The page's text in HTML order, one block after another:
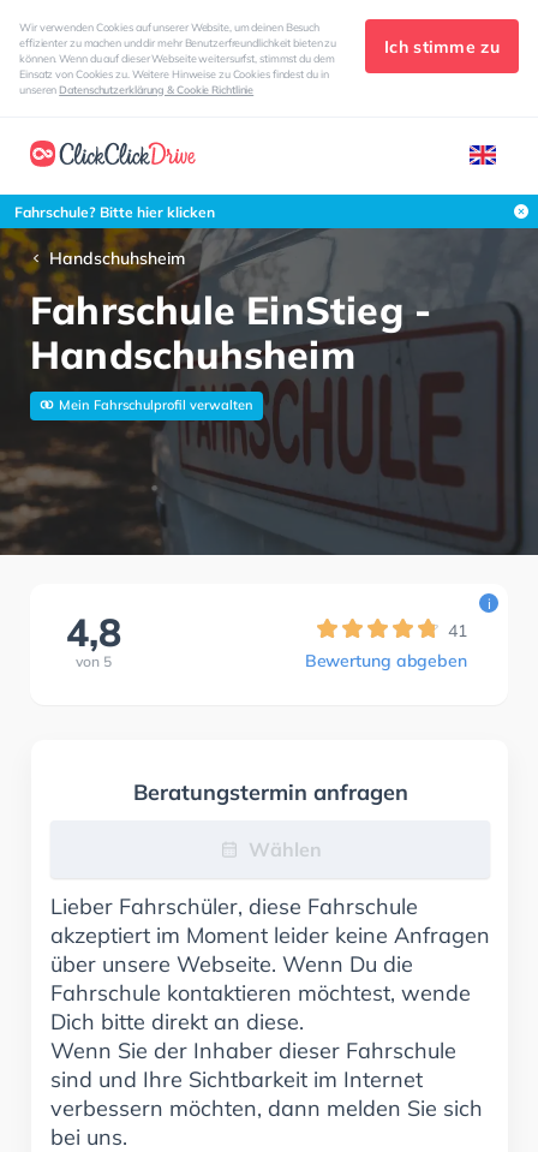
Wir verwenden Cookies auf unserer Website, um deinen Besuch
effizienter zu machen und dir mehr Benutzerfreundlichkeit bieten zu
können. Wenn du auf dieser Webseite weitersurfst, stimmst du dem
Einsatz von Cookies zu. Weitere Hinweise zu Cookies findest du in
unserenDatenschutzerklärung & Cookie Richtlinie
Ich stimme zu
Fahrschule? Bitte hier klicken
Handschuhsheim
Fahrschule EinStieg -
Handschuhsheim
Mein Fahrschulprofil verwalten
4,8
von 5
41
Bewertung abgeben
i
Beratungstermin anfragen
Wählen
Lieber Fahrschüler, diese Fahrschule
akzeptiert im Moment leider keine Anfragen
über unsere Webseite. Wenn Du die
Fahrschule kontaktieren möchtest, wende
Dich bitte direkt an diese.
Wenn Sie der Inhaber dieser Fahrschule
sind und Ihre Sichtbarkeit im Internet
verbessern möchten, dann melden Sie sich
bei uns.